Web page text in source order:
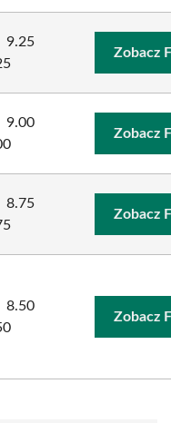
9.25
Zobacz
9.00
Zobacz
8.75
Zobacz
8.50
Zobacz